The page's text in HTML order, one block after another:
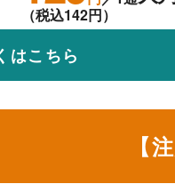
（税込142円）
はこちら
【